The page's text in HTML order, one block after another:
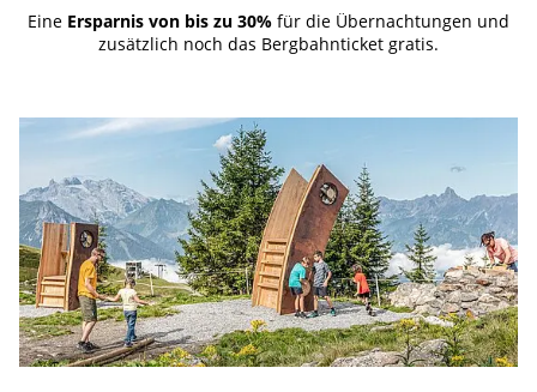
Eine Ersparnis von bis zu 30% für die Übernachtungen und
zusätzlich noch das Bergbahnticket gratis.